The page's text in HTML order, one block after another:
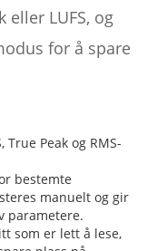
eller LUFS, og
for å spare
True Peak og RMS-
bestemte
manuelt og gir
parametere.
som er lett å lese,